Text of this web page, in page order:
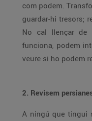
com podem.
guardar-hi tresors;
No cal llençar de
funciona, podem
veure si ho podem
2. Revisem
A ningú que tingui